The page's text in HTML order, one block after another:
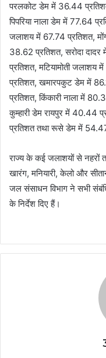
परलकोट डेम में 36.44
पिपरिया नाला डेम में 77.64
जलाशय में 67.74 प्रतिशत,
38.62 प्रतिशत, सरोदा
प्रतिशत, मटियामोती
प्रतिशत, खमारपकुट डेम में
प्रतिशत, किंकारी नाला में
कुम्हारी डेम रायपुर में 40.44
प्रतिशत तथा रूसे डेम में
राज्य के कई जलाशयों से नहरों
खारंग, मनियारी, केलो और
जल संसाधन विभाग ने सभी
के निर्देश दिए हैं।